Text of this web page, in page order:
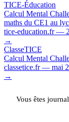
TICE-Éducation
Calcul Mental
maths du CE1 au
tice-education.fr —
→
ClasseTICE
Calcul Mental
classetice.fr — mai
→
Vous êtes